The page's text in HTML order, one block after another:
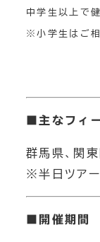
中学生以上で健
※小学生はご相
主なフィ
群馬県、関
※半日ツアー
開催期間